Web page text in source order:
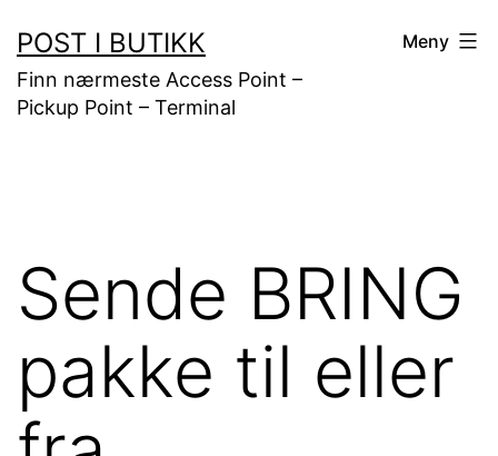
til
innhold
POST I BUTIKK
Finn nærmeste Access Point –
Pickup Point – Terminal
Meny
Sende BRING
pakke til eller